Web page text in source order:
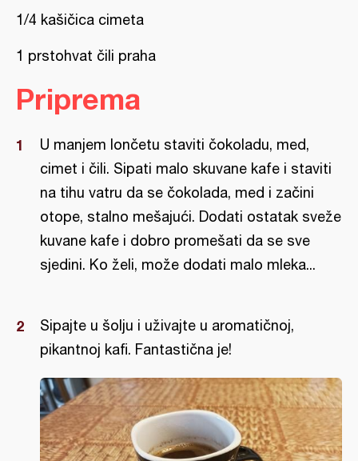
1/4 kašičica cimeta
1 prstohvat čili praha
Priprema
U manjem lončetu staviti čokoladu, med,
cimet i čili. Sipati malo skuvane kafe i staviti
na tihu vatru da se čokolada, med i začini
otope, stalno mešajući. Dodati ostatak sveže
kuvane kafe i dobro promešati da se sve
sjedini. Ko želi, može dodati malo mleka...
Sipajte u šolju i uživajte u aromatičnoj,
pikantnoj kafi. Fantastična je!